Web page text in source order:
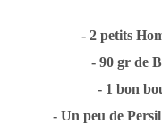
- 2 petits
- 90 gr de
- 1 bon
- Un peu de